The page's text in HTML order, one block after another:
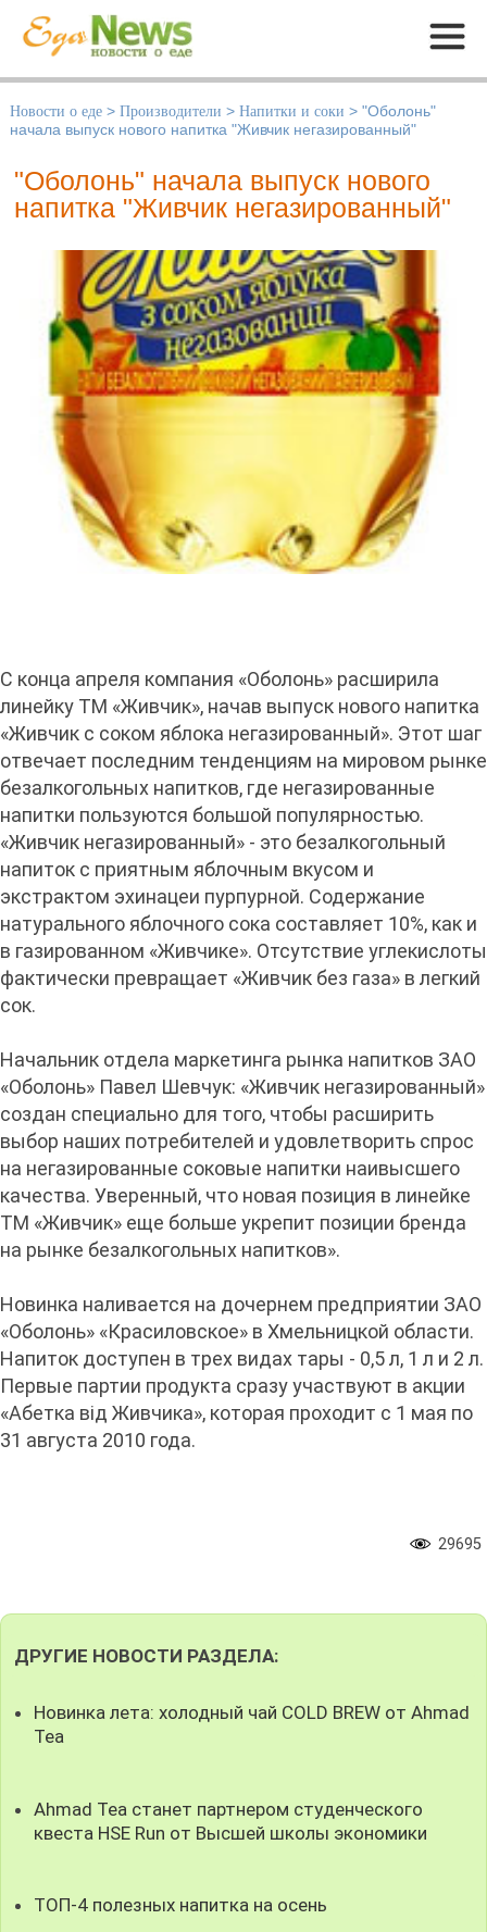
Меню
Новости о еде > Производители > Напитки и соки > "Оболонь"
начала выпуск нового напитка "Живчик негазированный"
"Оболонь" начала выпуск нового
напитка "Живчик негазированный"
С конца апреля компания «Оболонь» расширила
линейку ТМ «Живчик», начав выпуск нового напитка
«Живчик с соком яблока негазированный». Этот шаг
отвечает последним тенденциям на мировом рынке
безалкогольных напитков, где негазированные
напитки пользуются большой популярностью.
«Живчик негазированный» - это безалкогольный
напиток с приятным яблочным вкусом и
экстрактом эхинацеи пурпурной. Содержание
натурального яблочного сока составляет 10%, как и
в газированном «Живчике». Отсутствие углекислоты
фактически превращает «Живчик без газа» в легкий
сок.
Начальник отдела маркетинга рынка напитков ЗАО
«Оболонь» Павел Шевчук: «Живчик негазированный»
создан специально для того, чтобы расширить
выбор наших потребителей и удовлетворить спрос
на негазированные соковые напитки наивысшего
качества. Уверенный, что новая позиция в линейке
ТМ «Живчик» еще больше укрепит позиции бренда
на рынке безалкогольных напитков».
Новинка наливается на дочернем предприятии ЗАО
«Оболонь» «Красиловское» в Хмельницкой области.
Напиток доступен в трех видах тары - 0,5 л, 1 л и 2 л.
Первые партии продукта сразу участвуют в акции
«Абетка від Живчика», которая проходит с 1 мая по
31 августа 2010 года.
29695
ДРУГИЕ НОВОСТИ РАЗДЕЛА:
Новинка лета: холодный чай COLD BREW от Ahmad
Tea
Ahmad Tea станет партнером студенческого
квеста HSE Run от Высшей школы экономики
ТОП-4 полезных напитка на осень